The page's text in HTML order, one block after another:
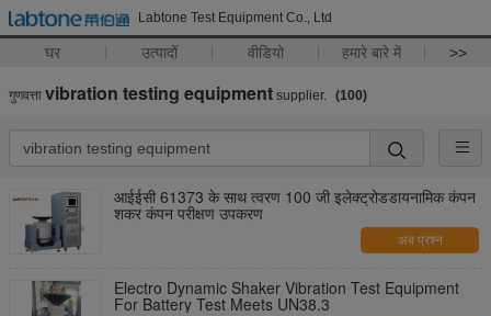
Labtone Test Equipment Co., Ltd
घर उत्पादों वीडियो हमारे बारे में >>
गुणवत्ता vibration testing equipment supplier. (100)
आईईसी 61373 के साथ त्वरण 100 जी इलेक्ट्रोडडायनामिक कंपन
शकर कंपन परीक्षण उपकरण
अब प्रश्न
Electro Dynamic Shaker Vibration Test Equipment
For Battery Test Meets UN38.3